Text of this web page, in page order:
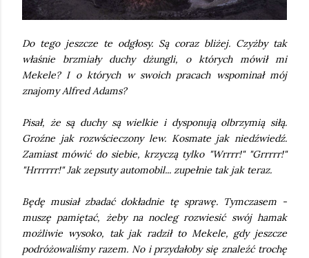
Do tego jeszcze te odgłosy. Są coraz bliżej. Czyżby tak
właśnie brzmiały duchy dżungli, o których mówił mi
Mekele? I o których w swoich pracach wspominał mój
znajomy Alfred Adams?
Pisał, że są duchy są wielkie i dysponują olbrzymią siłą.
Groźne jak rozwścieczony lew. Kosmate jak niedźwiedź.
Zamiast mówić do siebie, krzyczą tylko "Wrrrr!" "Grrrrr!"
"Hrrrrrr!" Jak zepsuty automobil... zupełnie tak jak teraz.
Będę musiał zbadać dokładnie tę sprawę. Tymczasem -
muszę pamiętać, żeby na nocleg rozwiesić swój hamak
możliwie wysoko, tak jak radził to Mekele, gdy jeszcze
podróżowaliśmy razem. No i przydałoby się znaleźć trochę